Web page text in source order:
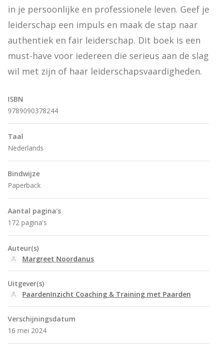
in je persoonlijke en professionele leven. Geef je
leiderschap een impuls en maak de stap naar
authentiek en fair leiderschap. Dit boek is een
must-have voor iedereen die serieus aan de slag
wil met zijn of haar leiderschapsvaardigheden.
ISBN
9789090378244
Taal
Nederlands
Bindwijze
Paperback
Aantal pagina's
172 pagina's
Auteur(s)
Margreet Noordanus
Uitgever(s)
PaardenInzicht Coaching & Training met Paarden
Verschijningsdatum
16 mei 2024